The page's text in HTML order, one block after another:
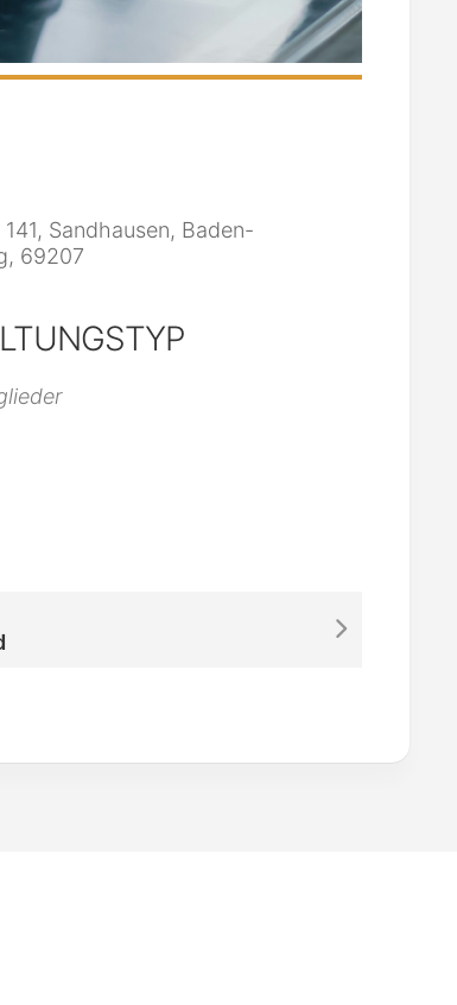
Sandhausen, Baden-
69207